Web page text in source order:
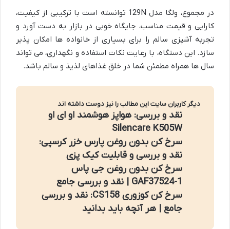
در مجموع، ولگا مدل 129N توانسته است با ترکیبی از کیفیت،
کارایی و قیمت مناسب، جایگاه خوبی در بازار به دست آورد و
تجربه آشپزی سالم را برای بسیاری از خانواده ها امکان پذیر
سازد. این دستگاه، با رعایت نکات استفاده و نگهداری، می تواند
سال ها همراه مطمئن شما در خلق غذاهای لذیذ و سالم باشد.
دیگر کاربران سایت این مطالب را نیز دوست داشته اند
نقد و بررسی: هواپز هوشمند او ای او
Silencare K505W
سرخ کن بدون روغن پارس خزر کرسپی:
نقد و بررسی و قابلیت کیک پزی
سرخ کن بدون روغن جی پاس
GAF37524-1 | نقد و بررسی جامع
سرخ کن کوزوری CS158: نقد و بررسی
جامع | هر آنچه باید بدانید